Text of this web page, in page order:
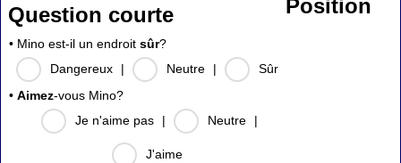
Question courte
• Mino est-il un endroit sûr?
Dangereux
| Neutre |
Sûr
• Aimez-vous Mino?
Je n'aime pas
| Neutre |
J'aime
Position